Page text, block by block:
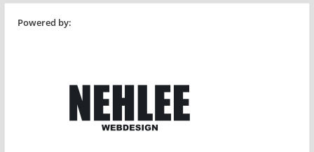
Powered by: